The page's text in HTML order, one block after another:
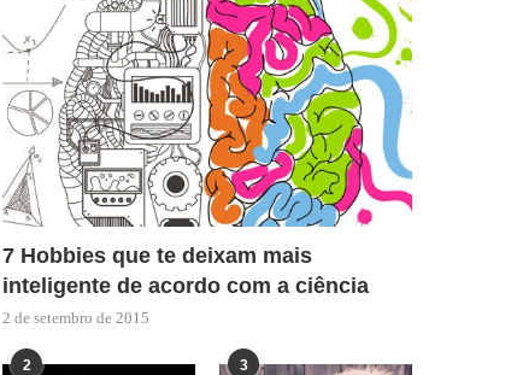
7 Hobbies que te deixam mais
inteligente de acordo com a ciência
2 de setembro de 2015
2 3